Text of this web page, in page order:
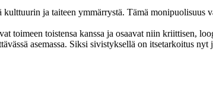
ja taiteen ymmärrystä. Tämä monipuolisuus
toimeen toistensa kanssa ja osaavat niin kriittisen,
asemassa. Siksi sivistyksellä on itsetarkoitus nyt